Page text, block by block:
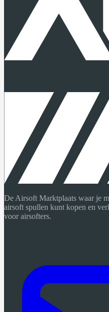
De Airsoft Marktplaats waar je
airsoft spullen kunt kopen en
voor airsofters.